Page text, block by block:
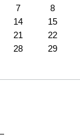
7
8
14
15
21
22
28
29